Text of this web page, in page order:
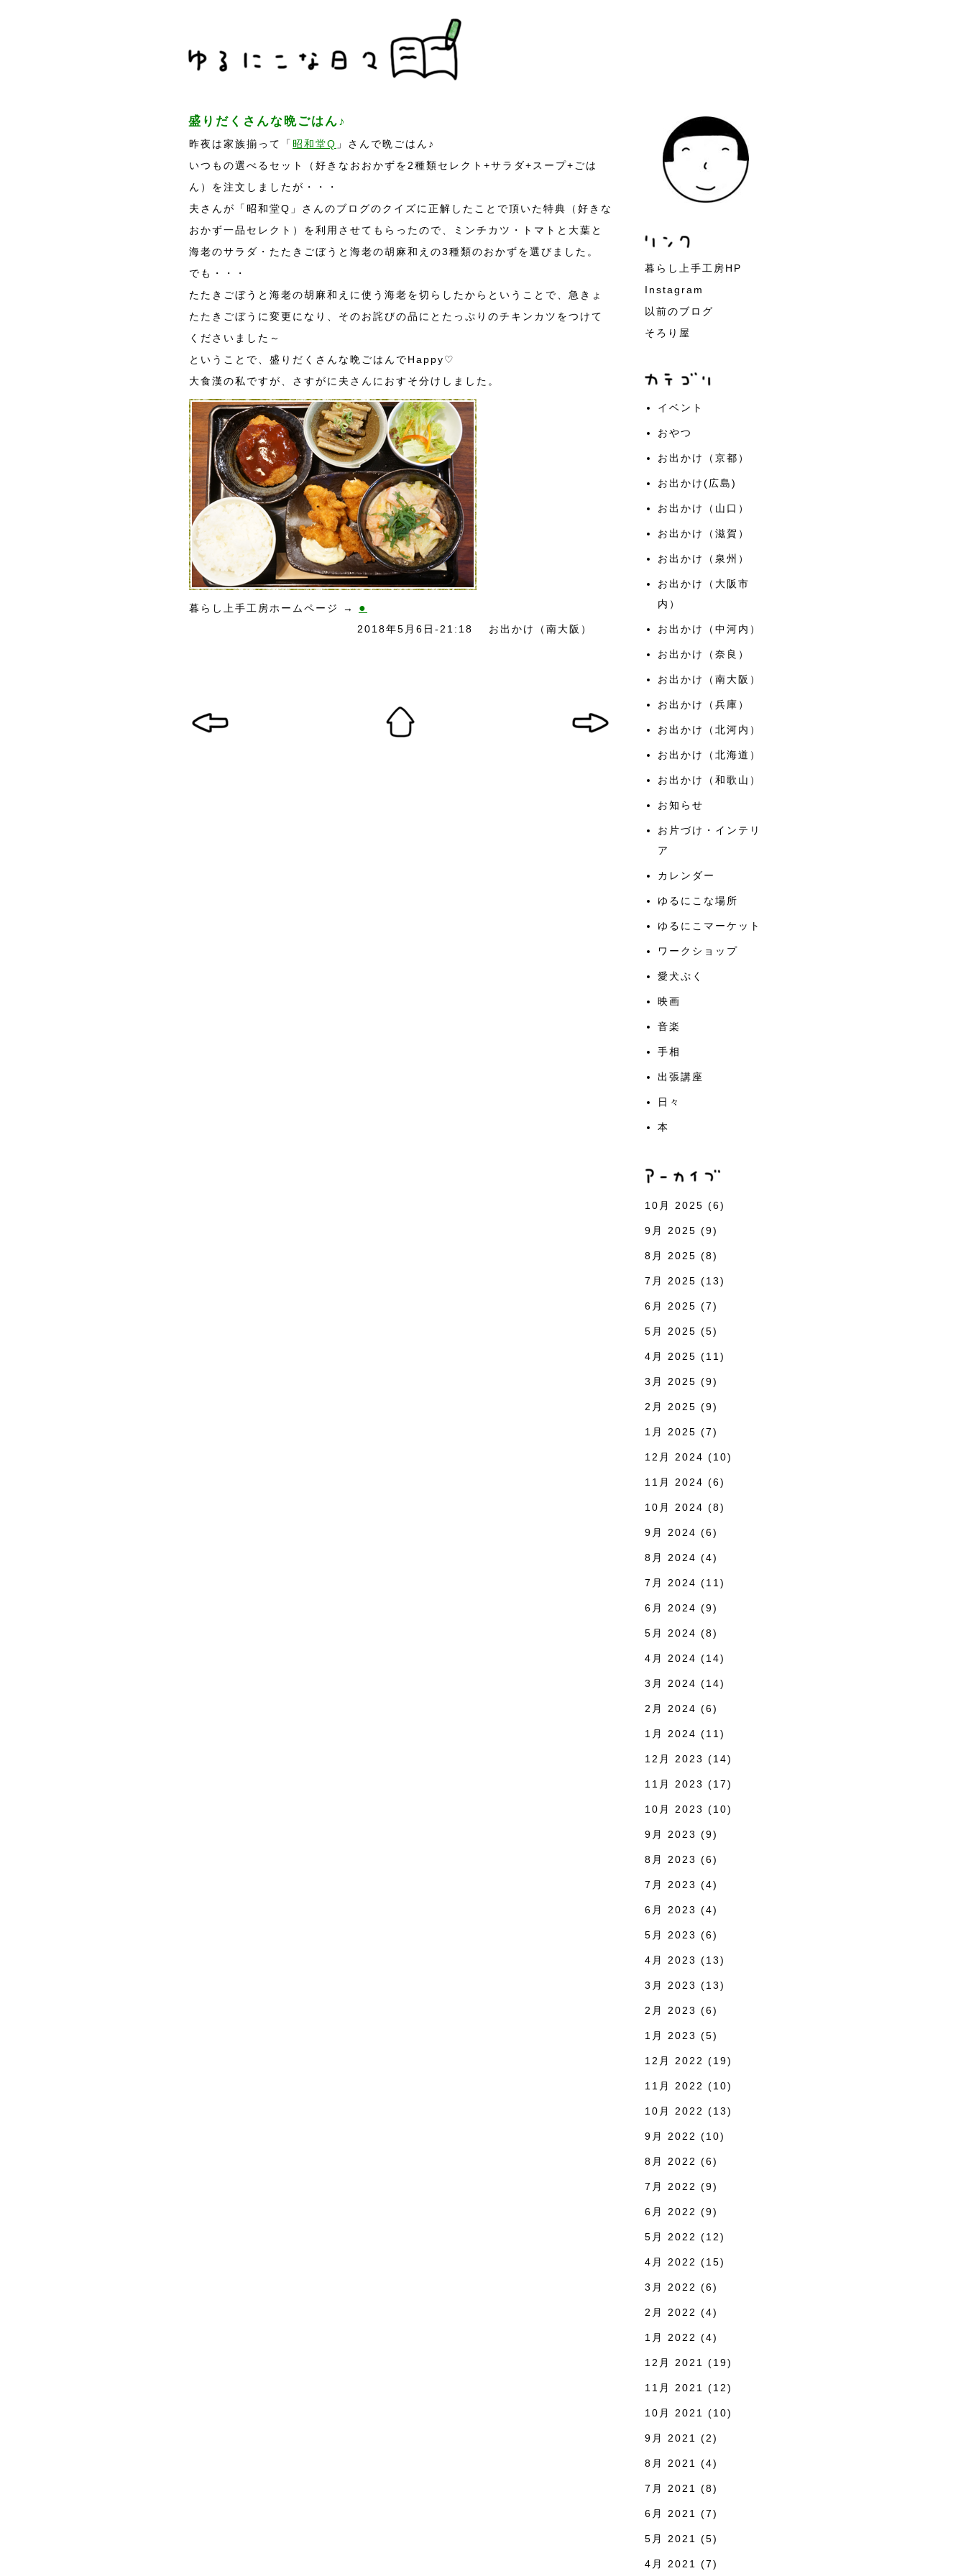
盛りだくさんな晩ごはん♪
昨夜は家族揃って「 昭和堂Q 」さんで晩ごはん♪
いつもの選べるセット（好きなおおかずを2種類セレクト+サラダ+スープ+ごは
ん）を注文しましたが・・・
夫さんが「昭和堂Q」さんのブログのクイズに正解したことで頂いた特典（好きな
おかず一品セレクト）を利用させてもらったので、ミンチカツ・トマトと大葉と
海老のサラダ・たたきごぼうと海老の胡麻和えの3種類のおかずを選びました。
でも・・・
たたきごぼうと海老の胡麻和えに使う海老を切らしたからということで、急きょ
たたきごぼうに変更になり、そのお詫びの品にとたっぷりのチキンカツをつけて
くださいました～
ということで、盛りだくさんな晩ごはんでHappy♡
大食漢の私ですが、さすがに夫さんにおすそ分けしました。
暮らし上手工房ホームページ → ●
2018年5月6日-21:18 お出かけ（南大阪）
暮らし上手工房HP
Instagram
以前のブログ
そろり屋
イベント
おやつ
お出かけ（京都）
お出かけ(広島)
お出かけ（山口）
お出かけ（滋賀）
お出かけ（泉州）
お出かけ（大阪市
内）
お出かけ（中河内）
お出かけ（奈良）
お出かけ（南大阪）
お出かけ（兵庫）
お出かけ（北河内）
お出かけ（北海道）
お出かけ（和歌山）
お知らせ
お片づけ・インテリ
ア
カレンダー
ゆるにこな場所
ゆるにこマーケット
ワークショップ
愛犬ぷく
映画
音楽
手相
出張講座
日々
本
10月 2025 (6)
9月 2025 (9)
8月 2025 (8)
7月 2025 (13)
6月 2025 (7)
5月 2025 (5)
4月 2025 (11)
3月 2025 (9)
2月 2025 (9)
1月 2025 (7)
12月 2024 (10)
11月 2024 (6)
10月 2024 (8)
9月 2024 (6)
8月 2024 (4)
7月 2024 (11)
6月 2024 (9)
5月 2024 (8)
4月 2024 (14)
3月 2024 (14)
2月 2024 (6)
1月 2024 (11)
12月 2023 (14)
11月 2023 (17)
10月 2023 (10)
9月 2023 (9)
8月 2023 (6)
7月 2023 (4)
6月 2023 (4)
5月 2023 (6)
4月 2023 (13)
3月 2023 (13)
2月 2023 (6)
1月 2023 (5)
12月 2022 (19)
11月 2022 (10)
10月 2022 (13)
9月 2022 (10)
8月 2022 (6)
7月 2022 (9)
6月 2022 (9)
5月 2022 (12)
4月 2022 (15)
3月 2022 (6)
2月 2022 (4)
1月 2022 (4)
12月 2021 (19)
11月 2021 (12)
10月 2021 (10)
9月 2021 (2)
8月 2021 (4)
7月 2021 (8)
6月 2021 (7)
5月 2021 (5)
4月 2021 (7)